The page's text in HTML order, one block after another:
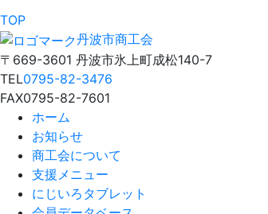
TOP
丹波市商工会
〒669-3601 丹波市氷上町成松140-7
TEL0795-82-3476
FAX0795-82-7601
ホーム
お知らせ
商工会について
支援メニュー
にじいろタブレット